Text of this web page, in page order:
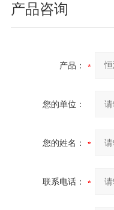
产品咨询
产品：
您的单位：
您的姓名：
联系电话：